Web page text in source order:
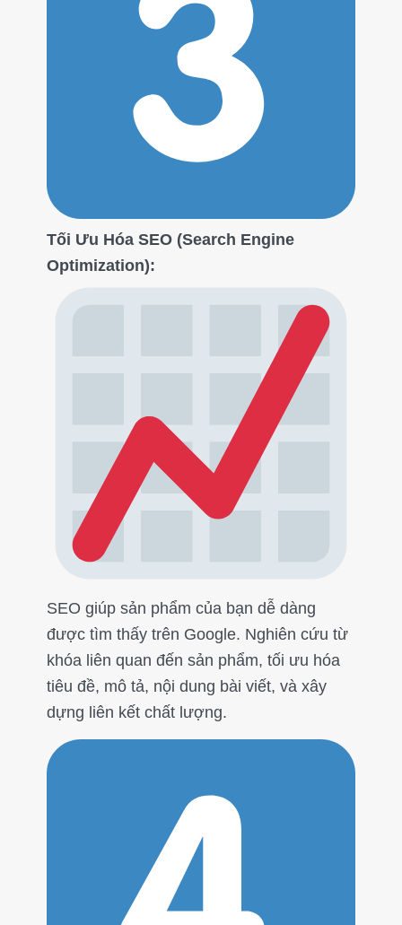
Tối Ưu Hóa SEO (Search Engine
Optimization):
SEO giúp sản phẩm của bạn dễ dàng
được tìm thấy trên Google. Nghiên cứu từ
khóa liên quan đến sản phẩm, tối ưu hóa
tiêu đề, mô tả, nội dung bài viết, và xây
dựng liên kết chất lượng.